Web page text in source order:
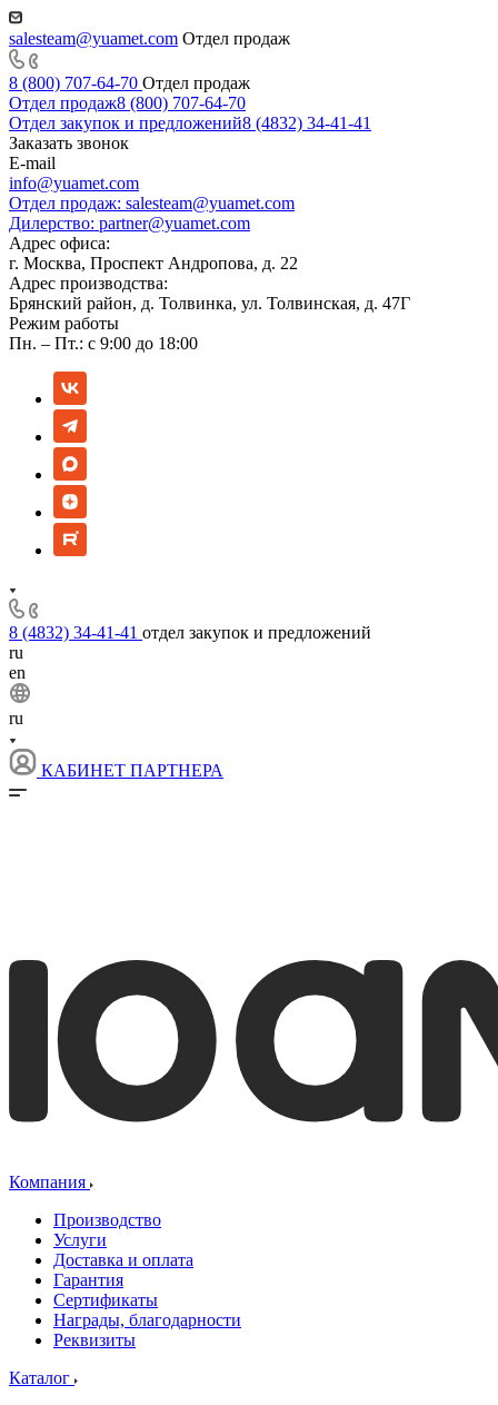
salesteam@yuamet.com Отдел продаж
8 (800) 707-64-70 Отдел продаж
Отдел продаж8 (800) 707-64-70
Отдел закупок и предложений8 (4832) 34-41-41
Заказать звонок
E-mail
info@yuamet.com
Отдел продаж: salesteam@yuamet.com
Дилерство: partner@yuamet.com
Адрес офиса:
г. Москва, Проспект Андропова, д. 22
Адрес производства:
Брянский район, д. Толвинка, ул. Толвинская, д. 47Г
Режим работы
Пн. – Пт.: с 9:00 до 18:00
8 (4832) 34-41-41 отдел закупок и предложений
ru
en
ru
КАБИНЕТ ПАРТНЕРА
Компания
Производство
Услуги
Доставка и оплата
Гарантия
Сертификаты
Награды, благодарности
Реквизиты
Каталог